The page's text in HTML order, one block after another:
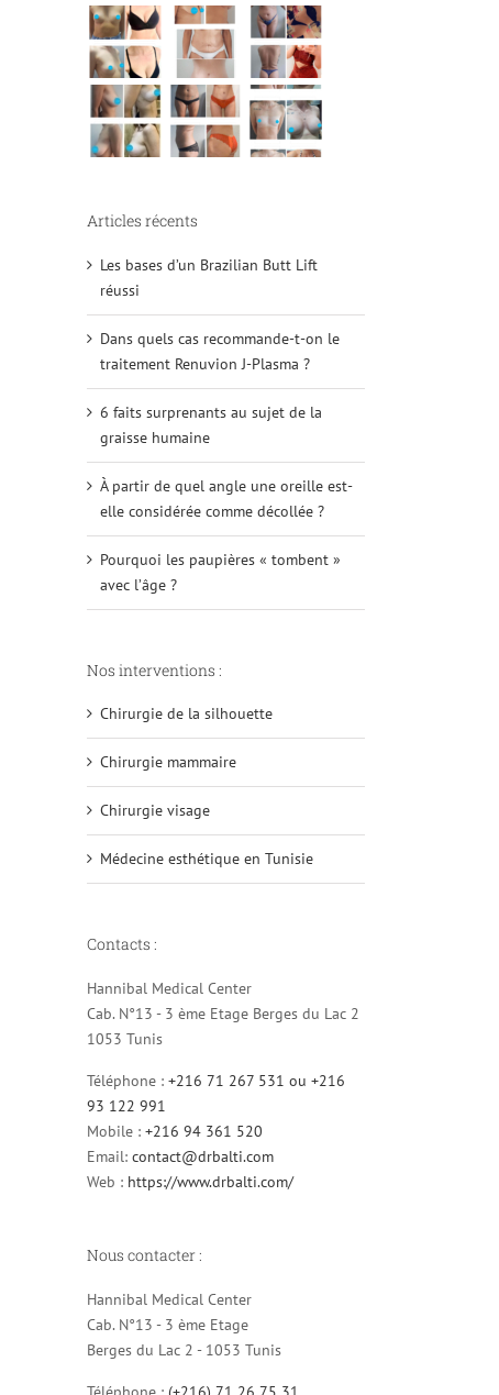
Articles récents
Les bases d’un Brazilian Butt Lift
réussi
Dans quels cas recommande-t-on le
traitement Renuvion J-Plasma ?
6 faits surprenants au sujet de la
graisse humaine
À partir de quel angle une oreille est-
elle considérée comme décollée ?
Pourquoi les paupières « tombent »
avec l’âge ?
Nos interventions :
Chirurgie de la silhouette
Chirurgie mammaire
Chirurgie visage
Médecine esthétique en Tunisie
Contacts :
Hannibal Medical Center
Cab. N°13 - 3 ème Etage Berges du Lac 2
1053 Tunis
Téléphone : +216 71 267 531 ou +216
93 122 991
Mobile : +216 94 361 520
Email: contact@drbalti.com
Web : https://www.drbalti.com/
Nous contacter :
Hannibal Medical Center
Cab. N°13 - 3 ème Etage
Berges du Lac 2 - 1053 Tunis